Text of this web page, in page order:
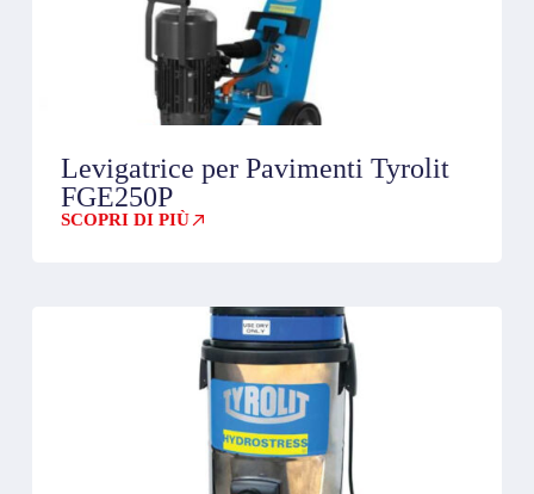
Levigatrice per Pavimenti Tyrolit
FGE250P
SCOPRI DI PIÙ